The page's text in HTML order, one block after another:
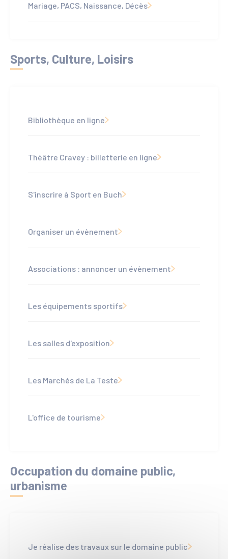
Mariage, PACS, Naissance, Décès
Sports, Culture, Loisirs
Bibliothèque en ligne
Théâtre Cravey : billetterie en ligne
S'inscrire à Sport en Buch
Organiser un évènement
Associations : annoncer un évènement
Les équipements sportifs
Les salles d'exposition
Les Marchés de La Teste
L'office de tourisme
Occupation du domaine public,
urbanisme
Je réalise des travaux sur le domaine public